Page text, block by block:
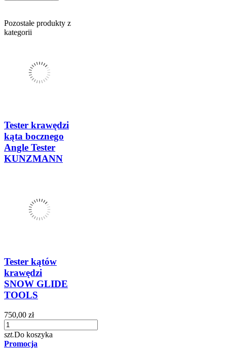
Pozostałe produkty z
kategorii
Tester krawędzi
kąta bocznego
Angle Tester
KUNZMANN
Tester kątów
krawędzi
SNOW GLIDE
TOOLS
750,00 zł
szt.Do koszyka
Promocja